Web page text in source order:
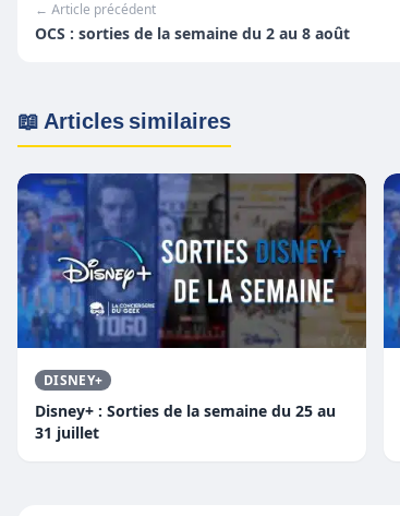
← Article précédent
OCS : sorties de la semaine du 2 au 8 août
📖 Articles similaires
DISNEY+
Disney+ : Sorties de la semaine du 25 au
31 juillet